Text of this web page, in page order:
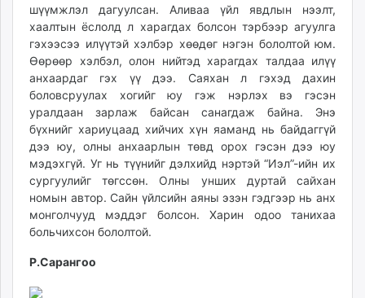
zuv.mn
mminfo.mn
ugluu.mn
urlag.mn
unen.mn
asu.mn
shudarga.mn
shuurhai.mn
unuudur.mn
isee.mn
mglradio.com
fact.mn
shuum.mn
шүүмжлэл дагуулсан. Аливаа үйл явдлын нээлт,
хаалтын ёс­лолд л харагдах болсон тэрбээр агуул­га
гэхээсээ илүүтэй хэлбэр хөөдөг нэгэн бололтой юм.
Өөрөөр хэл­бэл, олон нийтэд харагдах талдаа илүү
анхаардаг гэх үү дээ. Саяхан л гэхэд дахин
боловсруулах хогийг юу гэж нэрлэх вэ гэсэн
уралдаан зарлаж бай­сан санагдаж байна. Энэ
бүхнийг хариуцаад хийчих хүн яаманд нь бай­даггүй
дээ юу, олны анхаарлын төвд орох гэсэн дээ юу
мэдэхгүй. Уг нь түүнийг дэлхийд нэртэй “Иэл”-ийн их
сургуулийг төгссөн. Олны унших дуртай сайхан
номын автор. Сайн үйлсийн аяны эзэн гэдгээр нь анх
монголчууд мэддэг болсон. Ха­рин одоо танихаа
больчихсон бололтой.
Р.Сарангоо